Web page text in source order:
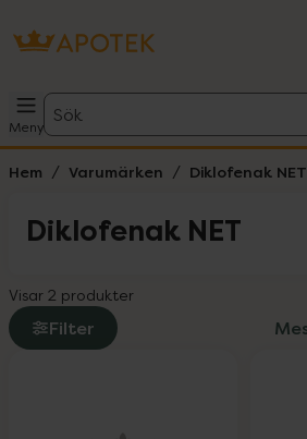
Meny
Sök
Hem Varumärken Diklofenak NET
Diklofenak NET
Visar 2 produkter
Filter